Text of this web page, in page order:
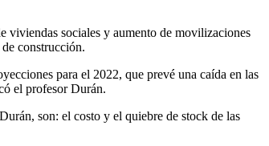
viviendas sociales y aumento de movilizaciones
construcción.
para el 2022, que prevé una caída en las
el profesor Durán.
son: el costo y el quiebre de stock de las